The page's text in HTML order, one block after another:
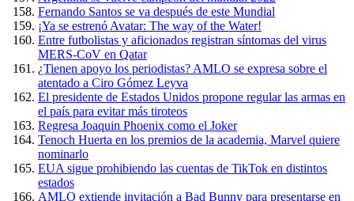
Fernando Santos se va después de este Mundial
¡Ya se estrenó Avatar: The way of the Water!
Entre futbolistas y aficionados registran síntomas del virus
MERS-CoV en Qatar
¿Tienen apoyo los periodistas? AMLO se expresa sobre el
atentado a Ciro Gómez Leyva
El presidente de Estados Unidos propone regular las armas en
el país para evitar más tiroteos
Regresa Joaquin Phoenix como el Joker
Tenoch Huerta en los premios de la academia, Marvel quiere
nominarlo
EUA sigue prohibiendo las cuentas de TikTok en distintos
estados
AMLO extiende invitación a Bad Bunny para presentarse en